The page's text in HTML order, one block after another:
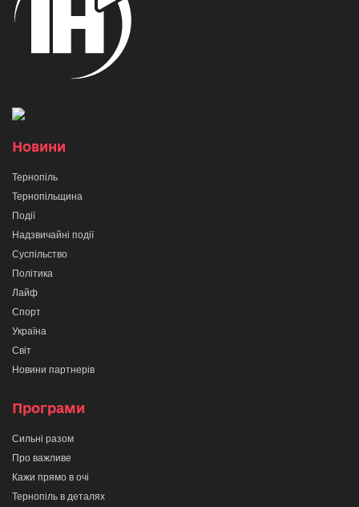
Новини
Тернопіль
Тернопільщина
Події
Надзвичайні події
Суспільство
Політика
Лайф
Спорт
Україна
Світ
Новини партнерів
Програми
Сильні разом
Про важливе
Кажи прямо в очі
Тернопіль в деталях